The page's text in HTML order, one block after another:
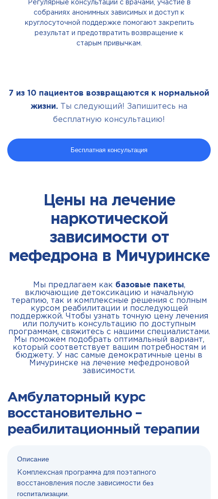
Регулярные консультации с врачами, участие в
собраниях анонимных зависимых и доступ к
круглосуточной поддержке помогают закрепить
результат и предотвратить возвращение к
старым привычкам.
7 из 10 пациентов возвращаются к нормальной
жизни. Ты следующий! Запишитесь на
бесплатную консультацию!
Бесплатная консультация
Цены на лечение
наркотической
зависимости от
мефедрона в Мичуринске
Мы предлагаем как базовые пакеты,
включающие детоксикацию и начальную
терапию, так и комплексные решения с полным
курсом реабилитации и последующей
поддержкой. Чтобы узнать точную цену лечения
или получить консультацию по доступным
программам, свяжитесь с нашими специалистами.
Мы поможем подобрать оптимальный вариант,
который соответствует вашим потребностям и
бюджету. У нас самые демократичные цены в
Мичуринске на лечение мефедроновой
зависимости.
Амбулаторный курс
восстановительно –
реабилитационный терапии
Описание
Комплексная программа для поэтапного
восстановления после зависимости без
госпитализации